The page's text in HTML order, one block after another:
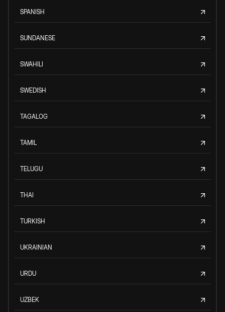
SPANISH
SUNDANESE
SWAHILI
SWEDISH
TAGALOG
TAMIL
TELUGU
THAI
TURKISH
UKRAINIAN
URDU
UZBEK